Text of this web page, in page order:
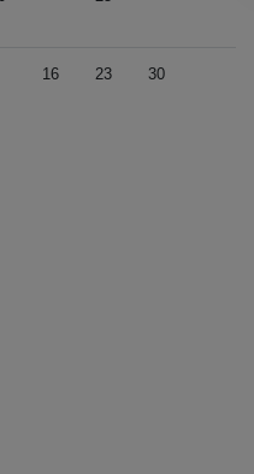
16 23 30